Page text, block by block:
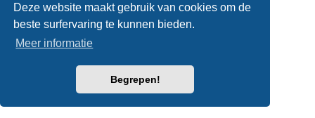
Deze website maakt gebruik van cookies om de
beste surfervaring te kunnen bieden.
Meer informatie
Begrepen!
Stylewe_universalcreated by INVENTEA & v12mike
Privacy
| Gebruikersvoorwaarden